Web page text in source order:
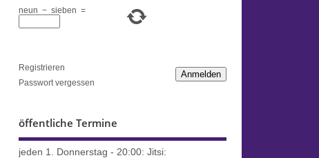
neun − sieben =
Anmelden
Registrieren
Passwort vergessen
öffentliche Termine
jeden 1. Donnerstag - 20:00: Jitsi: